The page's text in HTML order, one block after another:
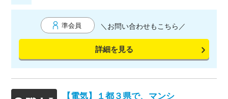
準会員 ＼お問い合わせもこちら／
詳細を見る
【電気】１都３県で、マンシ